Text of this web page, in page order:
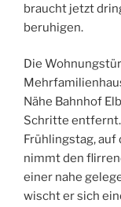
braucht jetzt
beruhigen.
Die
Nähe Bahnhof
Schritte
Frühlingstag, auf
nimmt den
einer nahe
wischt er sich